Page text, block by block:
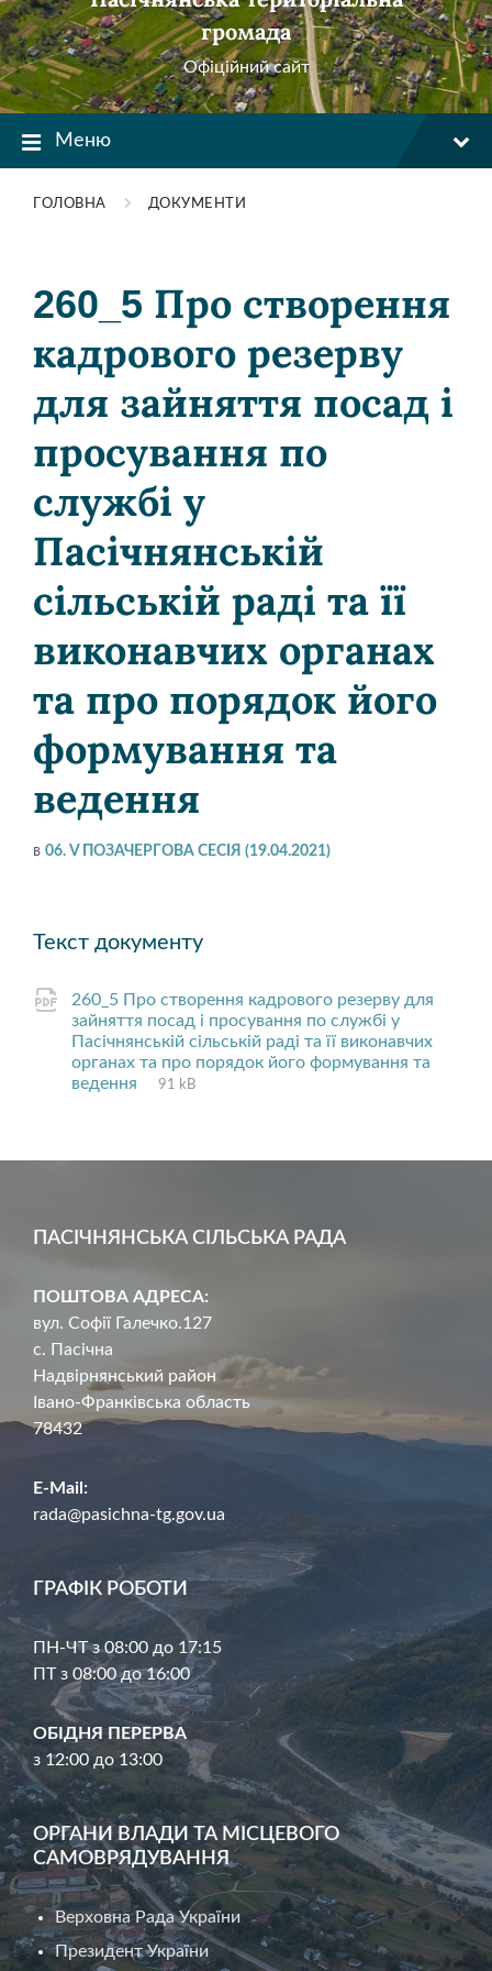
громада
Офіційний сайт
Меню
ГОЛОВНА ДОКУМЕНТИ
260_5 Про створення
кадрового резерву
для зайняття посад і
просування по
службі у
Пасічнянській
сільській раді та її
виконавчих органах
та про порядок його
формування та
ведення
в 06. V ПОЗАЧЕРГОВА СЕСІЯ (19.04.2021)
Текст документу
260_5 Про створення кадрового резерву для
зайняття посад і просування по службі у
Пасічнянській сільській раді та її виконавчих
органах та про порядок його формування та
ведення
File
pdf
File
91 kB
ПАСІЧНЯНСЬКА СІЛЬСЬКА РАДА
ПОШТОВА АДРЕСА:
вул. Софії Галечко.127
с. Пасічна
Надвірнянський район
Івано-Франківська область
78432
E-Mail:
rada@pasichna-tg.gov.ua
ГРАФІК РОБОТИ
ПН-ЧТ з 08:00 до 17:15
ПТ з 08:00 до 16:00
ОБІДНЯ ПЕРЕРВА
з 12:00 до 13:00
ОРГАНИ ВЛАДИ ТА МІСЦЕВОГО
САМОВРЯДУВАННЯ
Верховна Рада України
Президент України